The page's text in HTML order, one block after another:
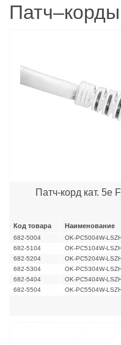
Патч–корды
Патч-корд кат. 5е
Код товара Наименование
682-5004 OK-PC5004W-
682-5104
OK-PC5104W-
682-5204
OK-PC5204W-
682-5304
OK-PC5304W-
682-5404
OK-PC5404W-
682-5504
OK-PC5504W-